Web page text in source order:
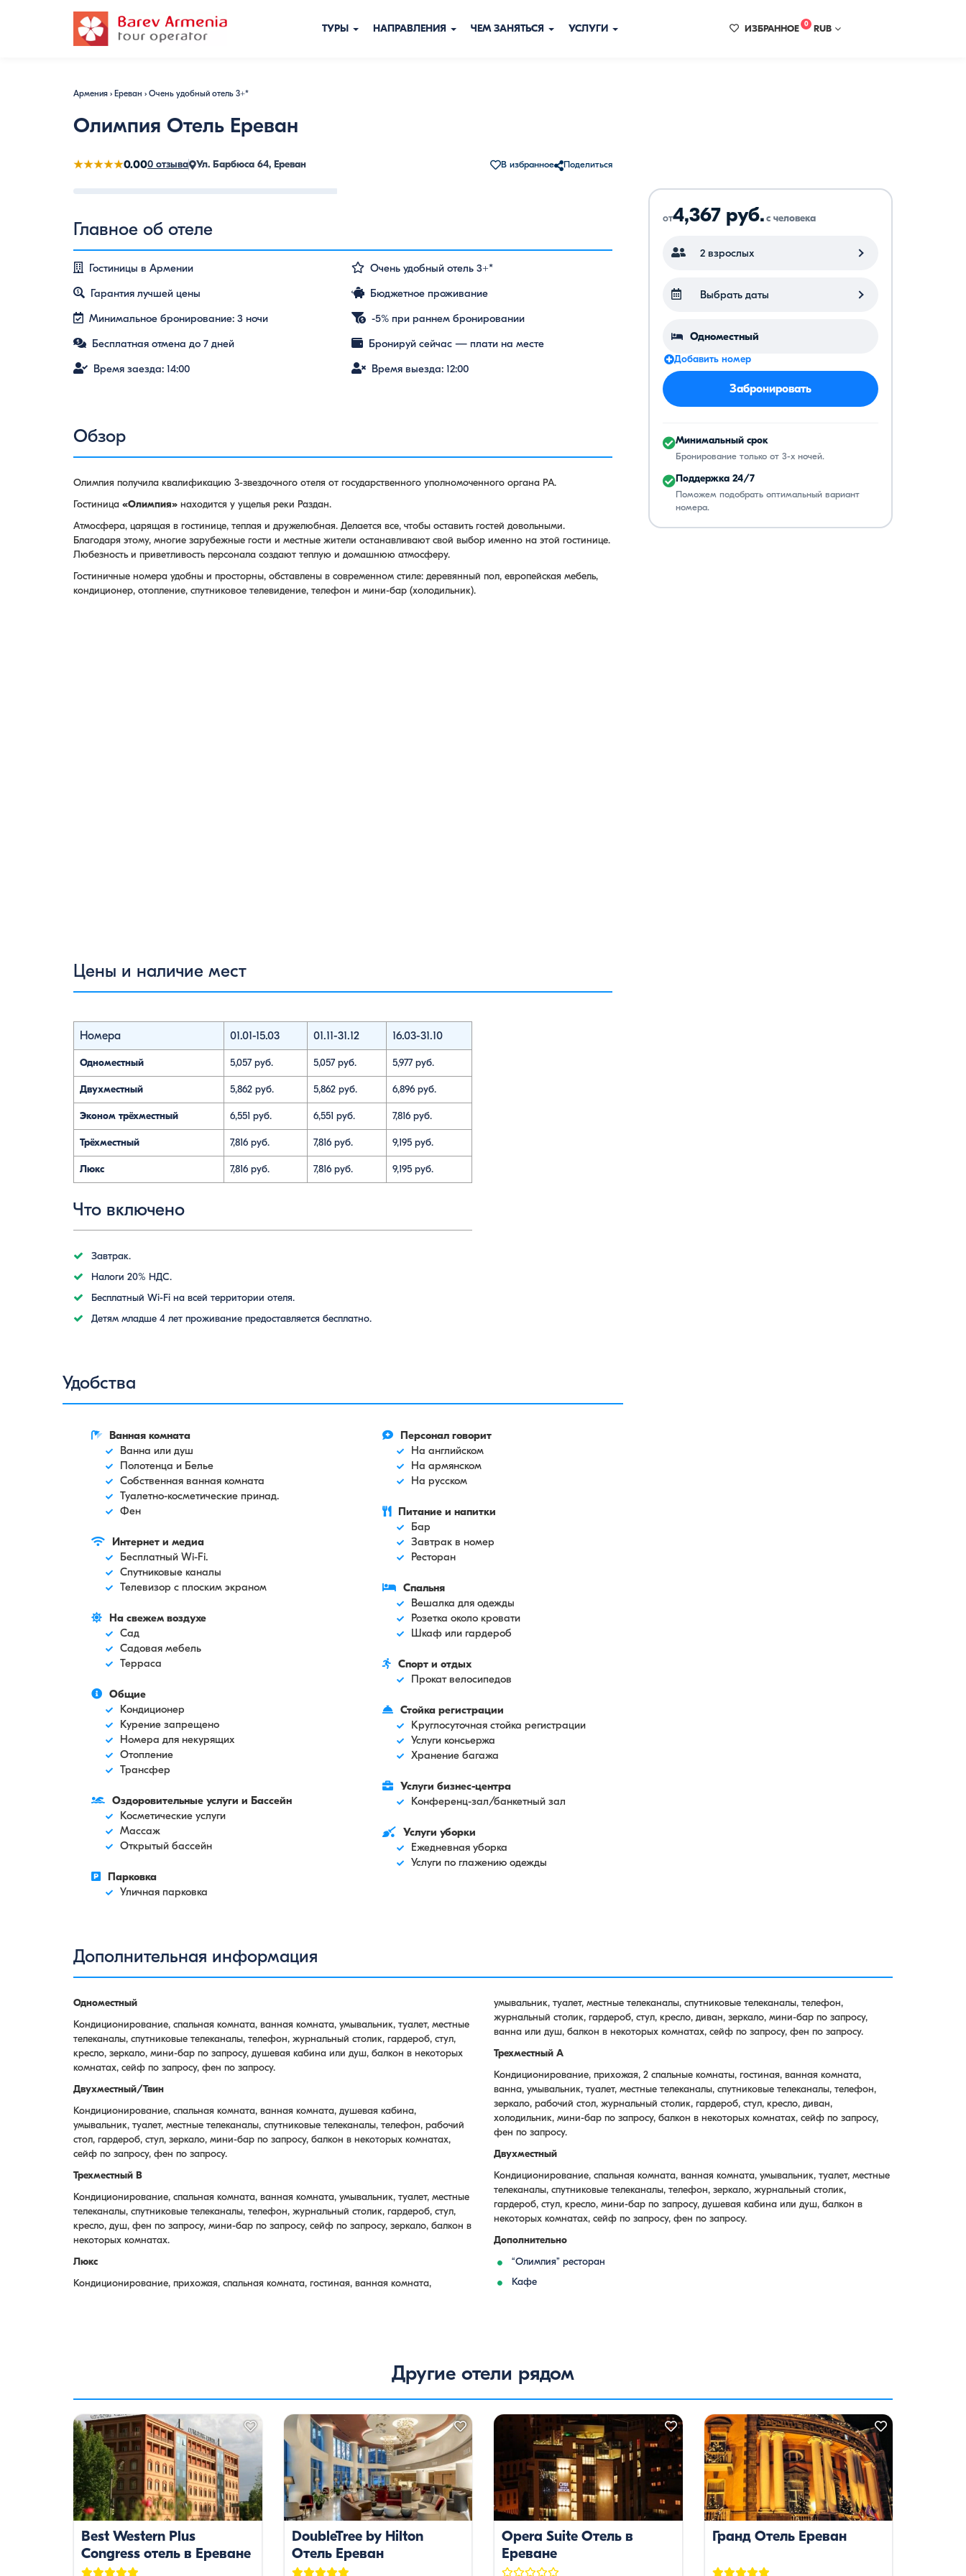
ТУРЫ НАПРАВЛЕНИЯ ЧЕМ ЗАНЯТЬСЯ УСЛУГИ ИЗБРАННОЕ 0 RUB
Армения › Ереван › Очень удобный отель 3+*
Олимпия Отель Ереван
★★★★★0.000 отзыва Ул. Барбюса 64, Ереван В избранное Поделиться
Главное об отеле
Гостиницы в Армении
Очень удобный отель 3+*
Гарантия лучшей цены
Бюджетное проживание
Минимальное бронирование: 3 ночи
-5% при раннем бронировании
Бесплатная отмена до 7 дней
Бронируй сейчас — плати на месте
Время заезда: 14:00
Время выезда: 12:00
Обзор
Олимпия получила квалификацию 3-звездочного отеля от государственного уполномоченного органа РА.
Гостиница «Олимпия» находится у ущелья реки Раздан.
Атмосфера, царящая в гостинице, теплая и дружелюбная. Делается все, чтобы оставить гостей довольными.
Благодаря этому, многие зарубежные гости и местные жители останавливают свой выбор именно на этой гостинице.
Любезность и приветливость персонала создают теплую и домашнюю атмосферу.
Гостиничные номера удобны и просторны, обставлены в современном стиле: деревянный пол, европейская мебель,
кондиционер, отопление, спутниковое телевидение, телефон и мини-бар (холодильник).
Цены и наличие мест
Номера 01.01-15.03 01.11-31.12 16.03-31.10
Одноместный 5,057 руб. 5,057 руб. 5,977 руб.
Двухместный 5,862 руб. 5,862 руб. 6,896 руб.
Эконом трёхместный 6,551 руб. 6,551 руб. 7,816 руб.
Трёхместный 7,816 руб. 7,816 руб. 9,195 руб.
Люкс 7,816 руб. 7,816 руб. 9,195 руб.
Что включено
Завтрак.
Налоги 20% НДС.
Бесплатный Wi-Fi на всей территории отеля.
Детям младше 4 лет проживание предоставляется бесплатно.
Удобства
Ванная комната
Ванна или душ
Полотенца и Белье
Собственная ванная комната
Туалетно-косметические принад.
Фен
Интернет и медиа
Бесплатный Wi-Fi.
Спутниковые каналы
Телевизор с плоским экраном
На свежем воздухе
Сад
Садовая мебель
Терраса
Общие
Кондиционер
Курение запрещено
Номера для некурящих
Отопление
Трансфер
Оздоровительные услуги и Бассейн
Косметические услуги
Массаж
Открытый бассейн
Парковка
Уличная парковка
Персонал говорит
На английском
На армянском
На русском
Питание и напитки
Бар
Завтрак в номер
Ресторан
Спальня
Вешалка для одежды
Розетка около кровати
Шкаф или гардероб
Спорт и отдых
Прокат велосипедов
Стойка регистрации
Круглосуточная стойка регистрации
Услуги консьержа
Хранение багажа
Услуги бизнес-центра
Конференц-зал/банкетный зал
Услуги уборки
Ежедневная уборка
Услуги по глажению одежды
от4,367 руб.с человека
2 взрослых
Выбрать даты
Добавить номер
Забронировать
Минимальный срок
Бронирование только от 3-х ночей.
Поддержка 24/7
Поможем подобрать оптимальный вариант
номера.
Дополнительная информация
Одноместный
Кондиционирование, спальная комната, ванная комната, умывальник, туалет, местные
телеканалы, спутниковые телеканалы, телефон, журнальный столик, гардероб, стул,
кресло, зеркало, мини-бар по запросу, душевая кабина или душ, балкон в некоторых
комнатах, сейф по запросу, фен по запросу.
Двухместный/Твин
Кондиционирование, спальная комната, ванная комната, душевая кабина,
умывальник, туалет, местные телеканалы, спутниковые телеканалы, телефон, рабочий
стол, гардероб, стул, зеркало, мини-бар по запросу, балкон в некоторых комнатах,
сейф по запросу, фен по запросу.
Трехместный B
Кондиционирование, спальная комната, ванная комната, умывальник, туалет, местные
телеканалы, спутниковые телеканалы, телефон, журнальный столик, гардероб, стул,
кресло, душ, фен по запросу, мини-бар по запросу, сейф по запросу, зеркало, балкон в
некоторых комнатах.
Люкс
Кондиционирование, прихожая, спальная комната, гостиная, ванная комната,
умывальник, туалет, местные телеканалы, спутниковые телеканалы, телефон,
журнальный столик, гардероб, стул, кресло, диван, зеркало, мини-бар по запросу,
ванна или душ, балкон в некоторых комнатах, сейф по запросу, фен по запросу.
Трехместный A
Кондиционирование, прихожая, 2 спальные комнаты, гостиная, ванная комната,
ванна, умывальник, туалет, местные телеканалы, спутниковые телеканалы, телефон,
зеркало, рабочий стол, журнальный столик, гардероб, стул, кресло, диван,
холодильник, мини-бар по запросу, балкон в некоторых комнатах, сейф по запросу,
фен по запросу.
Двухместный
Кондиционирование, спальная комната, ванная комната, умывальник, туалет, местные
телеканалы, спутниковые телеканалы, телефон, зеркало, журнальный столик,
гардероб, стул, кресло, мини-бар по запросу, душевая кабина или душ, балкон в
некоторых комнатах, сейф по запросу, фен по запросу.
Дополнительно
“Олимпия” ресторан
Кафе
Другие отели рядом
Best Western Plus
Congress отель в Ереване
DoubleTree by Hilton
Отель Ереван
Opera Suite Отель в
Ереване
Гранд Отель Ереван